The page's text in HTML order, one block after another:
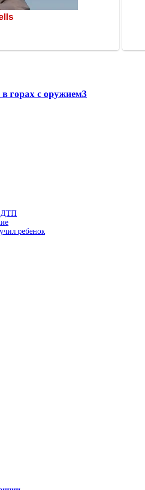
горах с оружием3
ДТП
ребенок